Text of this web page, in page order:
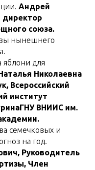
Андрей
директор
союза.
нынешнего
яблони для
Николаевна
Всероссийский
институт
ВНИИС им.
семечковых и
на год.
Руководитель
Член